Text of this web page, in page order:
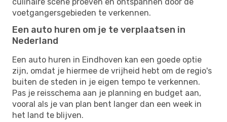
voetgangersgebieden te verkennen.
Een auto huren om je te verplaatsen in
Nederland
Een auto huren in Eindhoven kan een goede optie
zijn, omdat je hiermee de vrijheid hebt om de regio's
buiten de steden in je eigen tempo te verkennen.
Pas je reisschema aan je planning en budget aan,
vooral als je van plan bent langer dan een week in
het land te blijven.